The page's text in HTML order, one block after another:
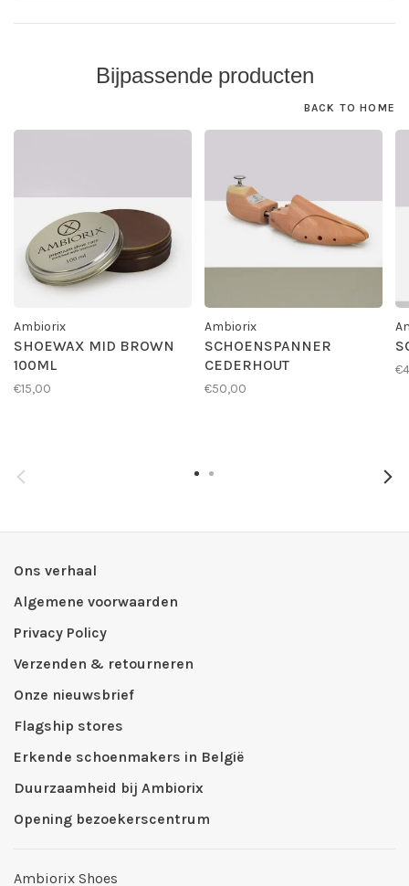
Bijpassende producten
BACK TO HOME
Ambiorix
SHOEWAX MID BROWN
100ML
€15,00
Ambiorix
SCHOENSPANNER
CEDERHOUT
€50,00
Ons verhaal
Algemene voorwaarden
Privacy Policy
Verzenden & retourneren
Onze nieuwsbrief
Flagship stores
Erkende schoenmakers in België
Duurzaamheid bij Ambiorix
Opening bezoekerscentrum
Ambiorix Shoes